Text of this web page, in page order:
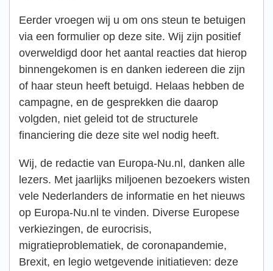
Eerder vroegen wij u om ons steun te betuigen
via een formulier op deze site. Wij zijn positief
overweldigd door het aantal reacties dat hierop
binnengekomen is en danken iedereen die zijn
of haar steun heeft betuigd. Helaas hebben de
campagne, en de gesprekken die daarop
volgden, niet geleid tot de structurele
financiering die deze site wel nodig heeft.
Wij, de redactie van Europa-Nu.nl, danken alle
lezers. Met jaarlijks miljoenen bezoekers wisten
vele Nederlanders de informatie en het nieuws
op Europa-Nu.nl te vinden. Diverse Europese
verkiezingen, de eurocrisis,
migratieproblematiek, de coronapandemie,
Brexit, en legio wetgevende initiatieven: deze